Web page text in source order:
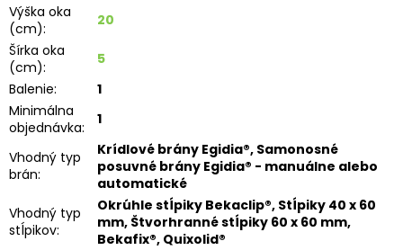
Výška oka
(cm):
20
Šírka oka
(cm):
5
Balenie:
1
Minimálna
objednávka: 1
Vhodný typ
brán:
Krídlové brány Egidia®, Samonosné
posuvné brány Egidia® - manuálne alebo
automatické
Vhodný typ
stĺpikov:
Okrúhle stĺpiky Bekaclip®, Stĺpiky 40 x 60
mm, Štvorhranné stĺpiky 60 x 60 mm,
Bekafix®, Quixolid®